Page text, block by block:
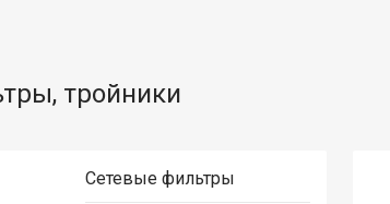
тройники
Сетевые фильтры